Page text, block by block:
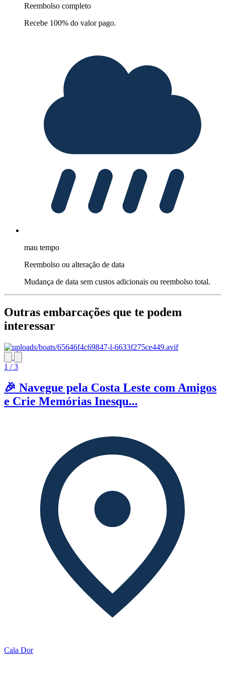
Reembolso completo
Recebe 100% do valor pago.
mau tempo
Reembolso ou alteração de data
Mudança de data sem custos adicionais ou reembolso total.
Outras embarcações que te podem
interessar
1 / 3
🎉 Navegue pela Costa Leste com Amigos
e Crie Memórias Inesqu...
Cala Dor